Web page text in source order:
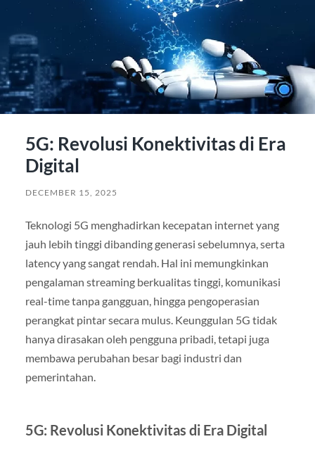
5G: Revolusi Konektivitas di Era
Digital
DECEMBER 15, 2025
Teknologi 5G menghadirkan kecepatan internet yang
jauh lebih tinggi dibanding generasi sebelumnya, serta
latency yang sangat rendah. Hal ini memungkinkan
pengalaman streaming berkualitas tinggi, komunikasi
real-time tanpa gangguan, hingga pengoperasian
perangkat pintar secara mulus. Keunggulan 5G tidak
hanya dirasakan oleh pengguna pribadi, tetapi juga
membawa perubahan besar bagi industri dan
pemerintahan.
5G: Revolusi Konektivitas di Era Digital